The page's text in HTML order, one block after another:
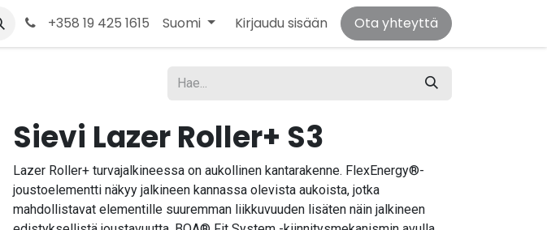
Ota yhteyttä+358 19 425 1615 Suomi Kirjaudu sisään Ota yhteyttä
Sievi Lazer Roller+ S3
Lazer Roller+ turvajalkineessa on aukollinen kantarakenne. FlexEnergy®-
joustoelementti näkyy jalkineen kannassa olevista aukoista, jotka
mahdollistavat elementille suuremman liikkuvuuden lisäten näin jalkineen